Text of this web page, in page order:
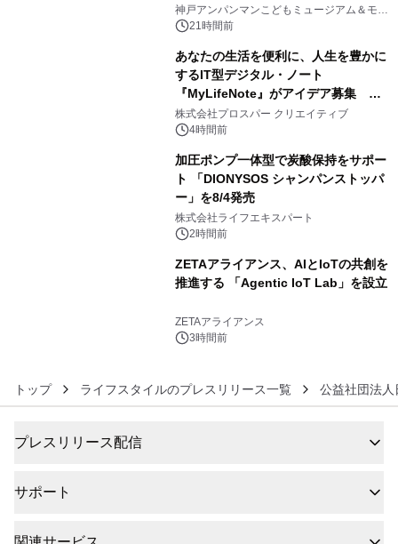
オープン
神戸アンパンマンこどもミュージアム＆モー
ル 21時間前
あなたの生活を便利に、人生を豊かに
するIT型デジタル・ノート
『MyLifeNote』がアイデア募集 優
秀賞100名に1年間無償試用
株式会社プロスパー クリエイティブ
4時間前
加圧ポンプ一体型で炭酸保持をサポー
ト 「DIONYSOS シャンパンストッパ
ー」を8/4発売
株式会社ライフエキスパート
2時間前
ZETAアライアンス、AIとIoTの共創を
推進する 「Agentic IoT Lab」を設立
ZETAアライアンス
3時間前
トップ ライフスタイルのプレスリリース一覧 公益社団法
プレスリリース配信
サポート